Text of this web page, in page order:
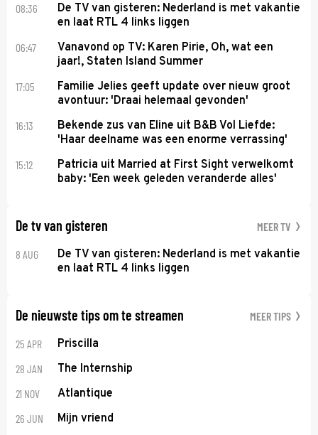
08:36
De TV van gisteren: Nederland is met vakantie
en laat RTL 4 links liggen
06:47
Vanavond op TV: Karen Pirie, Oh, wat een
jaar!, Staten Island Summer
17:05
Familie Jelies geeft update over nieuw groot
avontuur: 'Draai helemaal gevonden'
16:13
Bekende zus van Eline uit B&B Vol Liefde:
'Haar deelname was een enorme verrassing'
15:12
Patricia uit Married at First Sight verwelkomt
baby: 'Een week geleden veranderde alles'
De tv van gisteren MEER TV
8 AUG
De TV van gisteren: Nederland is met vakantie
en laat RTL 4 links liggen
De nieuwste tips om te streamen MEER TIPS
25 APR Priscilla
28 JAN The Internship
21 NOV Atlantique
26 JUN Mijn vriend